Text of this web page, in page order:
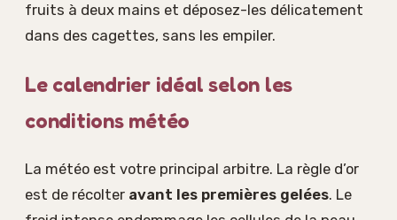
fruits à deux mains et déposez-les délicatement
dans des cagettes, sans les empiler.
Le calendrier idéal selon les
conditions météo
La météo est votre principal arbitre. La règle d’or
est de récolter avant les premières gelées. Le